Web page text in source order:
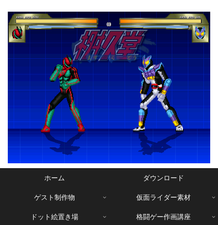
ホーム ダウンロード
ゲスト制作物 仮面ライダー素材
ドット絵置き場 格闘ゲー作画講座